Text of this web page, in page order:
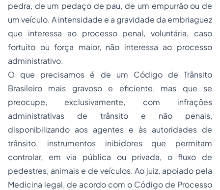
pedra, de um pedaço de pau, de um empurrão ou de
um veículo. A intensidade e a gravidade da embriaguez
que interessa ao processo penal, voluntária, caso
fortuito ou força maior, não interessa ao processo
administrativo.
O que precisamos é de um Código de Trânsito
Brasileiro mais gravoso e eficiente, mas que se
preocupe, exclusivamente, com infrações
administrativas de trânsito e não penais,
disponibilizando aos agentes e às autoridades de
trânsito, instrumentos inibidores que permitam
controlar, em via pública ou privada, o fluxo de
pedestres, animais e de veículos. Ao juiz, apoiado pela
Medicina legal, de acordo com o Código de Processo